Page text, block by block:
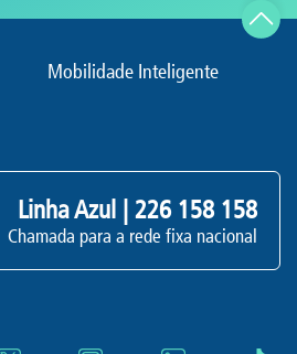
Mobilidade Inteligente
Linha Azul | 226 158 158
Chamada para a rede fixa nacional